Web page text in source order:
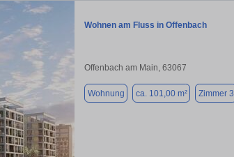
Wohnen am Fluss in Offenbach
Offenbach am Main, 63067
Wohnung ca. 101,00 m² Zimmer 3